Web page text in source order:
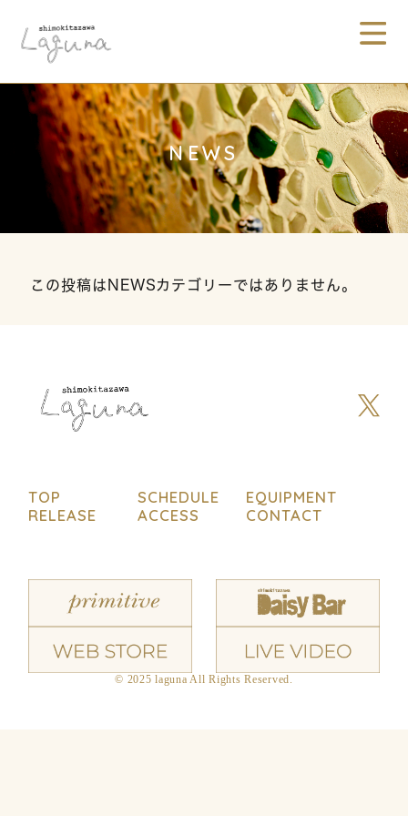
NEWS
この投稿はNEWSカテゴリーではありません。
TOP SCHEDULE
EQUIPMENT
RELEASE
ACCESS CONTACT
© 2025 laguna All Rights Reserved.